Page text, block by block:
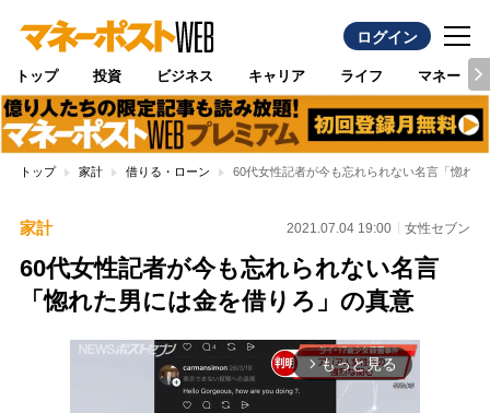
ログイン
トップ 投資 ビジネス キャリア ライフ マネー
トップ 家計 借りる・ローン 60代女性記者が今も忘れられない名言「惚れ
家計 2021.07.04 19:00 女性セブン
60代女性記者が今も忘れられない名言
「惚れた男には金を借りろ」の真意
arrow_forward_ios もっと見る